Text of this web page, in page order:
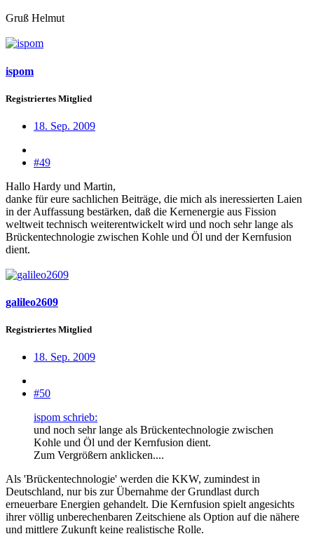
Gruß Helmut
ispom
Registriertes Mitglied
18. Sep. 2009
#49
Hallo Hardy und Martin,
danke für eure sachlichen Beiträge, die mich als ineressierten Laien
in der Auffassung bestärken, daß die Kernenergie aus Fission
weltweit technisch weiterentwickelt wird und noch sehr lange als
Brückentechnologie zwischen Kohle und Öl und der Kernfusion
dient.
galileo2609
Registriertes Mitglied
18. Sep. 2009
#50
ispom schrieb:
und noch sehr lange als Brückentechnologie zwischen
Kohle und Öl und der Kernfusion dient.
Zum Vergrößern anklicken....
Als 'Brückentechnologie' werden die KKW, zumindest in
Deutschland, nur bis zur Übernahme der Grundlast durch
erneuerbare Energien gehandelt. Die Kernfusion spielt angesichts
ihrer völlig unberechenbaren Zeitschiene als Option auf die nähere
und mittlere Zukunft keine realistische Rolle.